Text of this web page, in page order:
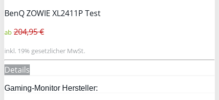
BenQ ZOWIE XL2411P Test
ab 204,95 €
inkl. 19% gesetzlicher MwSt.
Details
Gaming-Monitor Hersteller: